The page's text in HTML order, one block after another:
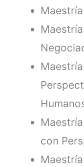
con